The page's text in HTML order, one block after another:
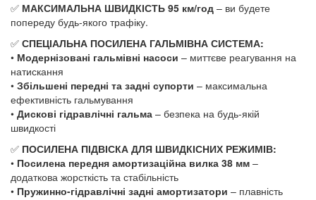
✅ МАКСИМАЛЬНА ШВИДКІСТЬ 95 км/год – ви будете
попереду будь-якого трафіку.
✅ СПЕЦІАЛЬНА ПОСИЛЕНА ГАЛЬМІВНА СИСТЕМА:
• Модернізовані гальмівні насоси – миттєве реагування на
натискання
• Збільшені передні та задні супорти – максимальна
ефективність гальмування
• Дискові гідравлічні гальма – безпека на будь-якій
швидкості
✅ ПОСИЛЕНА ПІДВІСКА ДЛЯ ШВИДКІСНИХ РЕЖИМІВ:
• Посилена передня амортизаційна вилка 38 мм –
додаткова жорсткість та стабільність
• Пружинно-гідравлічні задні амортизатори – плавність